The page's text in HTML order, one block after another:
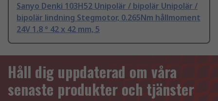
Sanyo Denki 103H52 Unipolär / bipolär Unipolär /
bipolär lindning Stegmotor, 0.265Nm hållmoment
24V 1.8 ° 42 x 42 mm, 5
Håll dig uppdaterad om våra
senaste produkter och tjänster